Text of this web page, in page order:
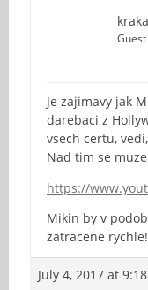
Guest
Je zajimavy jak
darebaci z
vsech certu,
Nad tim se
https://
Mikin by v
zatracene
July 4, 2017 at